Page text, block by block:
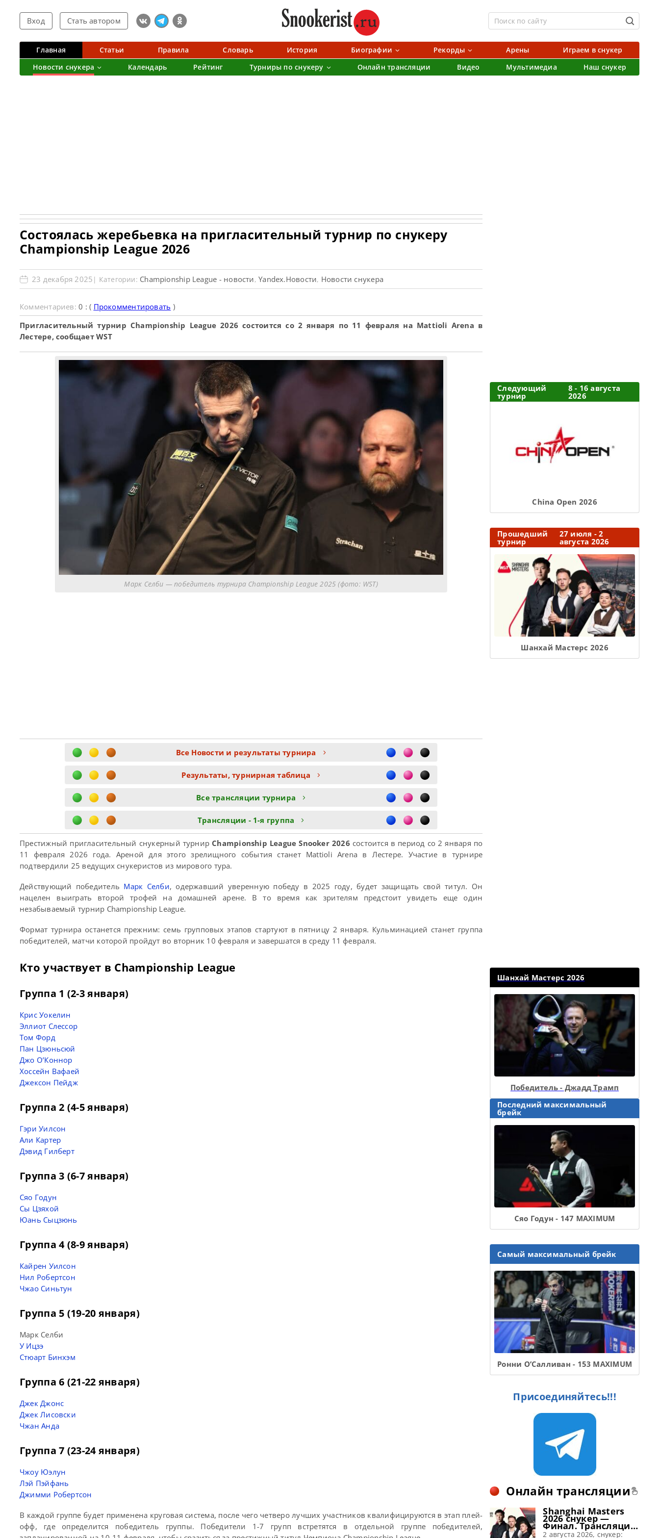
Вход Стать автором
Главная Статьи Правила Словарь История Биографии Рекорды Арены
Играем в снукер
Новости снукера
Календарь Рейтинг Турниры по снукеру Онлайн трансляции Видео Мультимедиа Наш снукер
Состоялась жеребьевка на пригласительный турнир по снукеру
Championship League 2026
23 декабря 2025 | Категории: Championship League - новости,Yandex.Новости, Новости снукера
Комментариев:0 : ( Прокомментировать )
Пригласительный турнир Championship League 2026 состоится со 2 января по 11 февраля на Mattioli Arena в
Лестере, сообщает WST
Марк Селби — победитель турнира Championship League 2025 (фото: WST)
Все Новости и результаты турнира
Результаты, турнирная таблица
Все трансляции турнира
Tрансляции - 1-я группа
Престижный пригласительный снукерный турнир Championship League Snooker 2026 состоится в период со 2 января по
11 февраля 2026 года. Ареной для этого зрелищного события станет Mattioli Arena в Лестере. Участие в турнире
подтвердили 25 ведущих снукеристов из мирового тура.
Действующий победитель Марк Селби, одержавший уверенную победу в 2025 году, будет защищать свой титул. Он
нацелен выиграть второй трофей на домашней арене. В то время как зрителям предстоит увидеть еще один
незабываемый турнир Championship League.
Формат турнира останется прежним: семь групповых этапов стартуют в пятницу 2 января. Кульминацией станет группа
победителей, матчи которой пройдут во вторник 10 февраля и завершатся в среду 11 февраля.
Кто участвует в Championship League
Группа 1 (2-3 января)
Крис Уокелин
Эллиот Слессор
Том Форд
Пан Цзюньсюй
Джо О’Коннор
Хоссейн Вафаей
Джексон Пейдж
Группа 2 (4-5 января)
Гэри Уилсон
Али Картер
Дэвид Гилберт
Группа 3 (6-7 января)
Сяо Годун
Сы Цзяхой
Юань Сыцзюнь
Группа 4 (8-9 января)
Кайрен Уилсон
Нил Робертсон
Чжао Синьтун
Группа 5 (19-20 января)
Марк Селби
У Ицзэ
Стюарт Бинхэм
Группа 6 (21-22 января)
Джек Джонс
Джек Лисовски
Чжан Анда
Группа 7 (23-24 января)
Чжоу Юэлун
Лэй Пэйфань
Джимми Робертсон
В каждой группе будет применена круговая система, после чего четверо лучших участников квалифицируются в этап плей-
офф, где определится победитель группы. Победители 1-7 групп встретятся в отдельной группе победителей,
Следующий
турнир
8 - 16 августа
2026
Сhina Open 2026
Прошедший
турнир
27 июля - 2
августа 2026
Шанхай Мастерс 2026
Шанхай Мастерс 2026
Победитель - Джадд Трамп
Последний максимальный
брейк
Сяо Годун - 147 MAXIMUM
Самый максимальный брейк
Ронни О’Салливан - 153 MAXIMUM
Присоединяйтесь!!!
Онлайн трансляции
Shanghai Masters
2026 снукер —
Финал. Трансляции
расписание
2 августа 2026, снукер: